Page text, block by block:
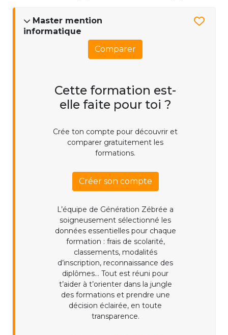
Master mention
informatique
Comparer
Cette formation est-
elle faite pour toi ?
Crée ton compte pour découvrir et
comparer gratuitement les
formations.
Créer son compte
L’équipe de Génération Zébrée a
soigneusement sélectionné les
données essentielles pour chaque
formation : frais de scolarité,
classements, modalités
d’inscription, reconnaissance des
diplômes... Tout est réuni pour
t’aider à t’orienter dans la jungle
des formations et prendre une
décision éclairée, en toute
transparence.